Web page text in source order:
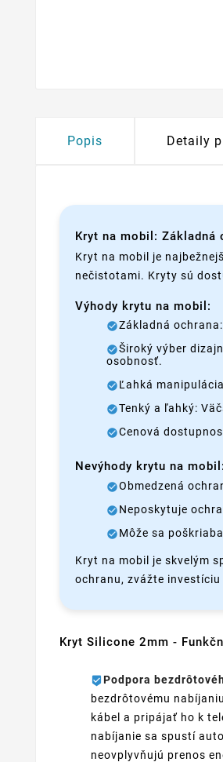
Popis Detaily
Kryt na mobil: Základná
Kryt na mobil je
nečistotami. Kryty sú
Výhody krytu na mobil:
Základná
Široký výber
osobnosť.
Ľahká
Tenký a ľahký:
Cenová
Nevýhody krytu na mobil:
Obmedzená
Neposkytuje
Môže sa
Kryt na mobil je skvelým
ochranu, zvážte
Kryt Silicone 2mm -
Podpora
bezdrôtovému
kábel a pripájať ho k
nabíjanie sa spustí
neovplyvňujú prenos